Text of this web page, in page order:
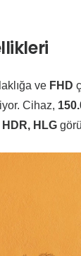
ve FHD
Cihaz,
HDR, HLG